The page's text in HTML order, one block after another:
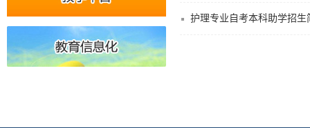
护理专业自考本科助学招生